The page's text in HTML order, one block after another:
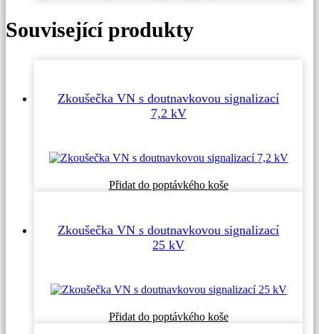
Související produkty
Zkoušečka VN s doutnavkovou signalizací
7,2 kV
Přidat do poptávkého koše
Zkoušečka VN s doutnavkovou signalizací
25 kV
Přidat do poptávkého koše